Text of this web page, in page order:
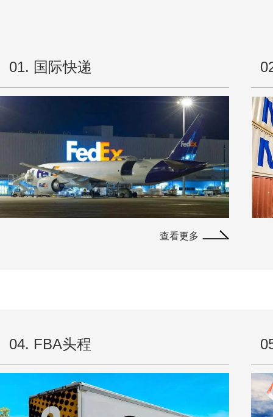
亚
亚
亚
马
亚
亚
亚
01. 国际快递
查看更多
04. FBA头程